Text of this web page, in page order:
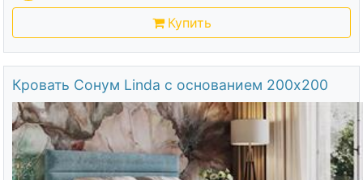
Купить
Кровать Сонум Linda с основанием 200х200